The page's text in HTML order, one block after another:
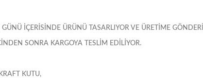
IÇERISINDE ÜRÜNÜ TASARLIYOR VE ÜRETIME
SONRA KARGOYA TESLIM EDILIYOR.
KUTU,